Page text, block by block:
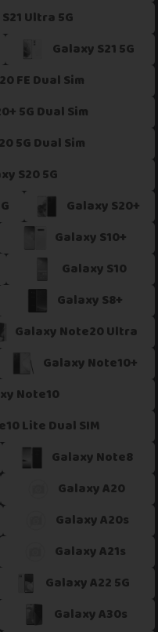
correspondant aux
contacter.
Ultra 5G
Galaxy S21 5G
FE Dual Sim
5G Dual Sim
5G Dual Sim
S20 5G
Galaxy S20+
Galaxy S10+
Galaxy S10
Galaxy S8+
Galaxy Note20 Ultra
Galaxy Note10+
Note10
Lite Dual SIM
Galaxy Note8
Galaxy A20
Galaxy A20s
Galaxy A21s
Galaxy A22 5G
Galaxy A30s